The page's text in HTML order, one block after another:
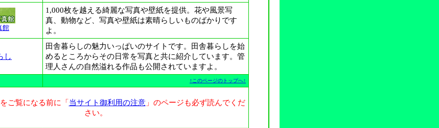
館
1,000枚を越える綺麗な写真や壁紙を提供。花や風景写
真、動物など、写真や壁紙は素晴らしいものばかりです
よ。
し
田舎暮らしの魅力いっぱいのサイトです。田舎暮らしを始
めるところからその日常を写真と共に紹介しています。管
理人さんの自然溢れる作品も公開されていますよ。
↑このページのトップへ↑
ご覧になる前に「 当サイト御利用の注意」のページも必ず読んでくだ
さい。